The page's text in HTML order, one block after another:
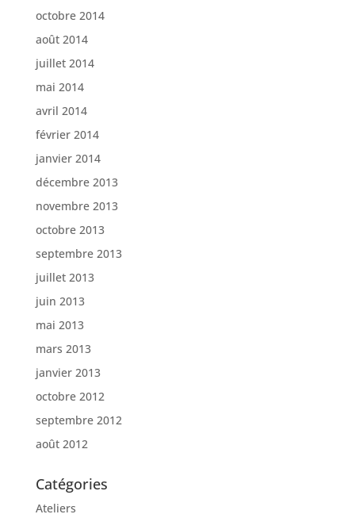
octobre 2014
août 2014
juillet 2014
mai 2014
avril 2014
février 2014
janvier 2014
décembre 2013
novembre 2013
octobre 2013
septembre 2013
juillet 2013
juin 2013
mai 2013
mars 2013
janvier 2013
octobre 2012
septembre 2012
août 2012
Catégories
Ateliers